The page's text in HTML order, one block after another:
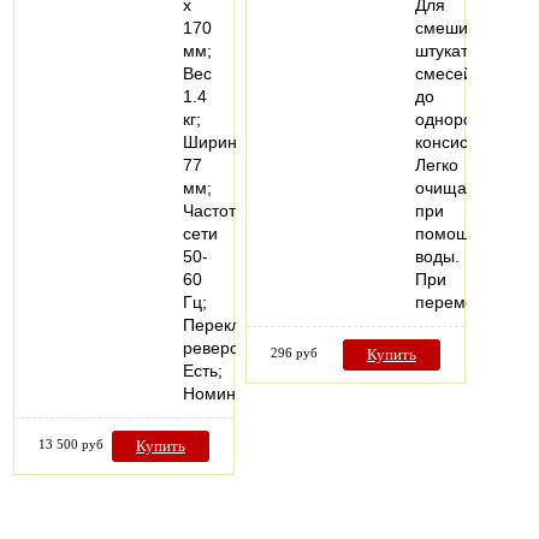
x
170
мм;
Вес
1.4
кг;
Ширина
77
мм;
Частота
сети
50-
60
Гц;
Переключатель
реверса
Есть;
Номинальная…
13 500 руб Купить
Для
смешивания
штукатурных
смесей
до
однородной
консистенции.
Легко
очищается
при
помощи
воды.
При
296 руб Купить